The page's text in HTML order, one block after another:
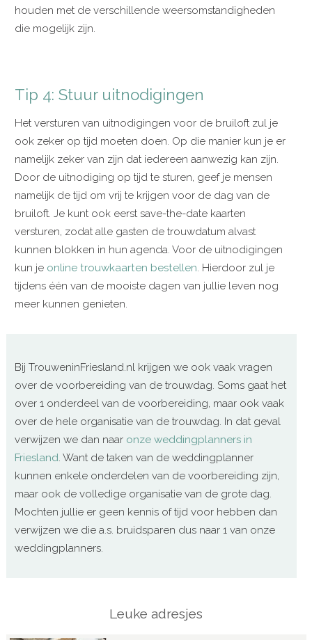
houden met de verschillende weersomstandigheden
die mogelijk zijn.
Tip 4: Stuur uitnodigingen
Het versturen van uitnodigingen voor de bruiloft zul je
ook zeker op tijd moeten doen. Op die manier kun je er
namelijk zeker van zijn dat iedereen aanwezig kan zijn.
Door de uitnodiging op tijd te sturen, geef je mensen
namelijk de tijd om vrij te krijgen voor de dag van de
bruiloft. Je kunt ook eerst save-the-date kaarten
versturen, zodat alle gasten de trouwdatum alvast
kunnen blokken in hun agenda. Voor de uitnodigingen
kun je online trouwkaarten bestellen. Hierdoor zul je
tijdens één van de mooiste dagen van jullie leven nog
meer kunnen genieten.
Bij TrouweninFriesland.nl krijgen we ook vaak vragen
over de voorbereiding van de trouwdag. Soms gaat het
over 1 onderdeel van de voorbereiding, maar ook vaak
over de hele organisatie van de trouwdag. In dat geval
verwijzen we dan naar onze weddingplanners in
Friesland. Want de taken van de weddingplanner
kunnen enkele onderdelen van de voorbereiding zijn,
maar ook de volledige organisatie van de grote dag.
Mochten jullie er geen kennis of tijd voor hebben dan
verwijzen we die a.s. bruidsparen dus naar 1 van onze
weddingplanners.
Leuke adresjes